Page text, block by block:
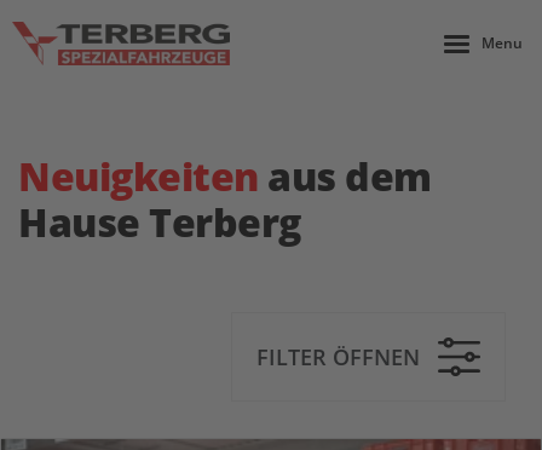
Menu
Neuigkeiten aus dem
Hause Terberg
FILTER ÖFFNEN